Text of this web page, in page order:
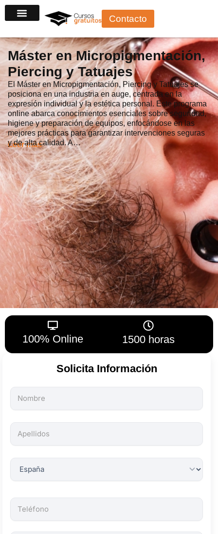
al
Contacto
Máster en Micropigmentación,
Piercing y Tatuajes
El Máster en Micropigmentación, Piercing y Tatuajes se
posiciona en una industria en auge, centrada en la
expresión individual y la estética personal. Este programa
online abarca conocimientos esenciales sobre seguridad,
higiene y preparación de equipos, enfocándose en las
mejores prácticas para garantizar intervenciones seguras
y de alta calidad. A…
Leer más
100% Online 1500 horas
Solicita Información
Todos
los
son
obligatorios.